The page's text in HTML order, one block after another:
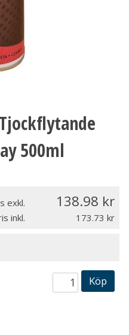
500ml
exkl. 138.98
inkl. 173.73
Köp